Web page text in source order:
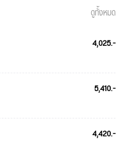
ดูทั้งหมด
4,025.-
5,410.-
4,420.-